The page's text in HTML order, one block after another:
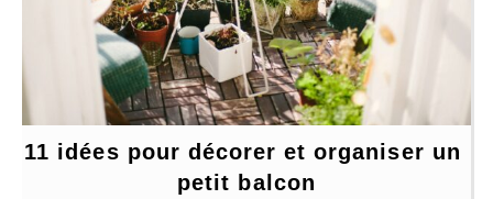
11 idées pour décorer et organiser un
petit balcon